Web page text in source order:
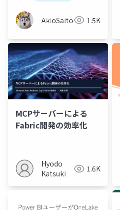
AkioSaitoh 1.5K
MCPサーバーによる
Fabric開発の効率化
Hyodo
Katsuki
1.6K